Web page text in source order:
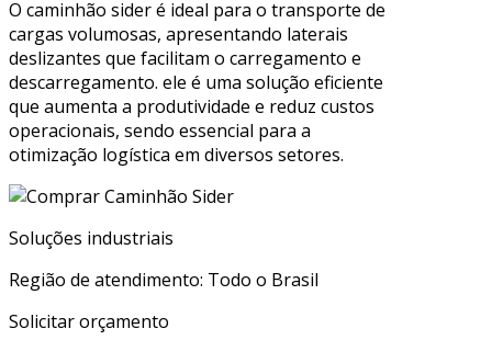
O caminhão sider é ideal para o transporte de
cargas volumosas, apresentando laterais
deslizantes que facilitam o carregamento e
descarregamento. ele é uma solução eficiente
que aumenta a produtividade e reduz custos
operacionais, sendo essencial para a
otimização logística em diversos setores.
Soluções industriais
Região de atendimento: Todo o Brasil
Solicitar orçamento